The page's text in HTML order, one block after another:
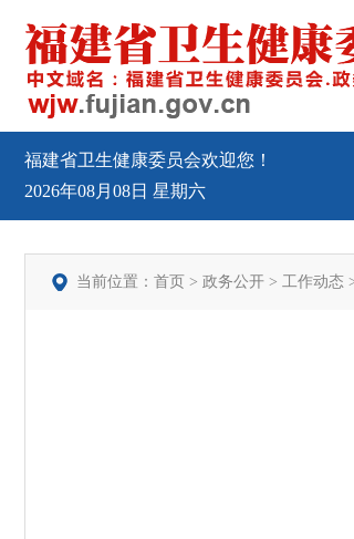
福建省卫生健康委员会欢迎您！
2026年08月08日 星期六
当前位置： 首页 > 政务公开 > 工作动态